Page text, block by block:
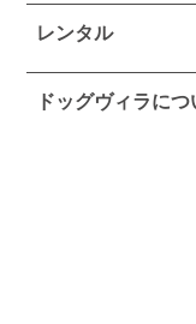
レンタル
ドッグヴィラにつ